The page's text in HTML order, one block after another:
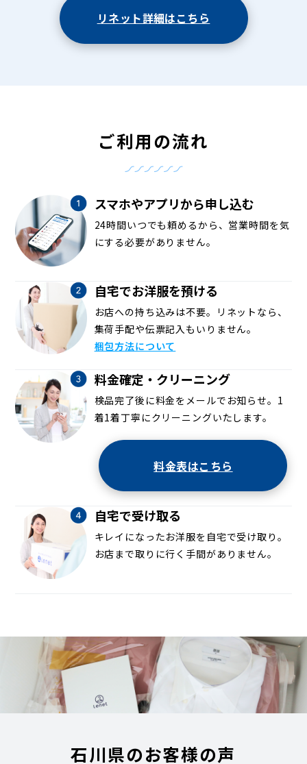
リネット詳細はこちら
ご利用の流れ
スマホやアプリから申し込む
24時間いつでも頼めるから、営業時間を気
にする必要がありません。
自宅でお洋服を預ける
お店への持ち込みは不要。リネットなら、
集荷手配や伝票記入もいりません。
梱包方法について
料金確定・クリーニング
検品完了後に料金をメールでお知らせ。1
着1着丁寧にクリーニングいたします。
料金表はこちら
自宅で受け取る
キレイになったお洋服を自宅で受け取り。
お店まで取りに行く手間がありません。
石川県のお客様の声